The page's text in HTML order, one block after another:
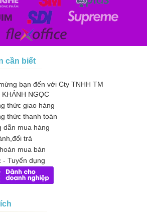
cần biết
bạn đến với Cty TNHH TM
KHÁNH NGỌC
thức giao hàng
thức thanh toán
dẫn mua hàng
trả
mua bán
- Tuyển dụng